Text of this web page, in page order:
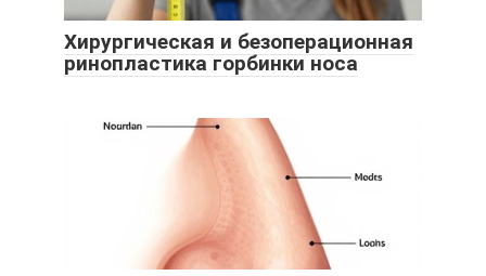
Хирургическая и безоперационная
ринопластика горбинки носа